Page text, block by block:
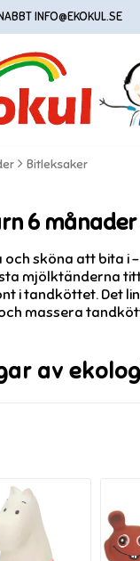
INFO@EKOKUL.SE
Bitleksaker
6 månader
sköna att bita i
mjölktänderna
i tandköttet. Det
massera
av